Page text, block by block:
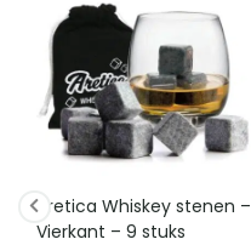
Aretica Whiskey stenen –
Vierkant – 9 stuks